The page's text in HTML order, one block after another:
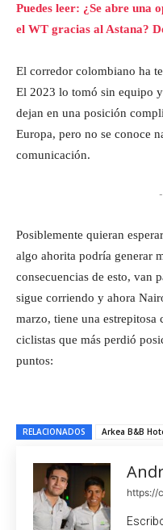
Puedes leer: ¿Se abre una
el WT gracias al Astana?
El corredor colombiano ha
El 2023 lo tomó sin equipo
dejan en una posición
Europa, pero no se conoce
comunicación.
Posiblemente quieran
algo ahorita podría generar
consecuencias de esto, van
sigue corriendo y ahora
marzo, tiene una estrepitosa
ciclistas que más perdió
puntos:
RELACIONADOS Arkea B&B
https://